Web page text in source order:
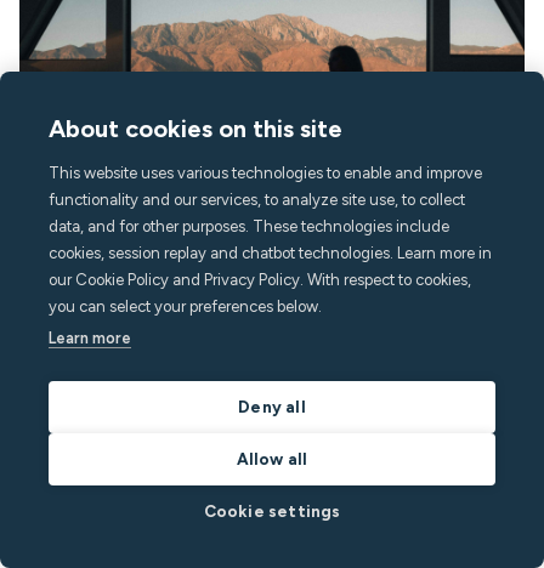
August 3, 2026
Airbnb pre-booking message templates & guest
messaging scripts
vacation rental management.
Notícias do Minut
About cookies on this site
This website uses various technologies to enable and improve
functionality and our services, to analyze site use, to collect
data, and for other purposes. These technologies include
cookies, session replay and chatbot technologies. Learn more in
our Cookie Policy and Privacy Policy. With respect to cookies,
you can select your preferences below.
Learn more
Deny all
Allow all
Cookie settings